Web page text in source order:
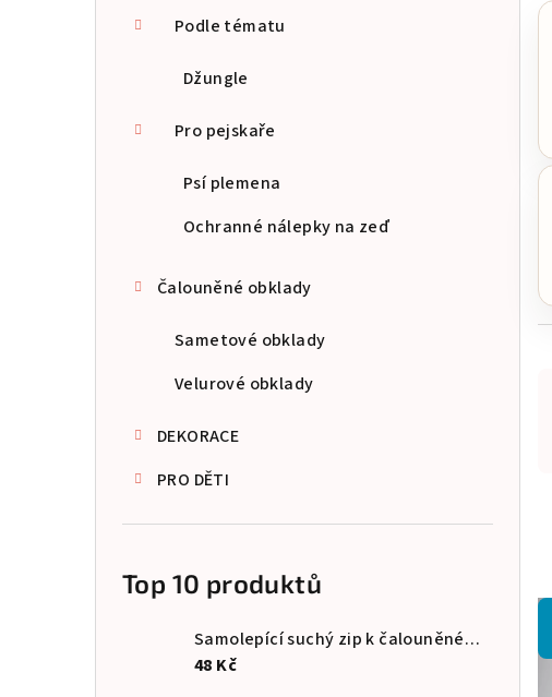
Podle tématu
Džungle
Pro pejskaře
Psí plemena
Ochranné nálepky na zeď
Čalouněné obklady
Sametové obklady
Velurové obklady
DEKORACE
PRO DĚTI
Top 10 produktů
Samolepící suchý zip k čalouněnému obkladu
48 Kč
í
p
ý